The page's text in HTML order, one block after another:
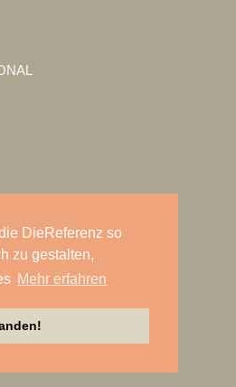
DieReferenz so
zu gestalten,
Mehr erfahren